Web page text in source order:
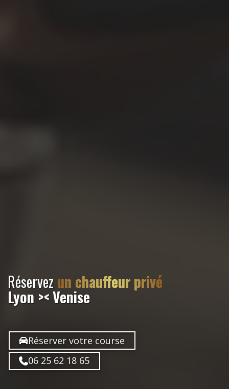
Réservezun chauffeur privé
Lyon >< Venise
Réserver votre course
06 25 62 18 65